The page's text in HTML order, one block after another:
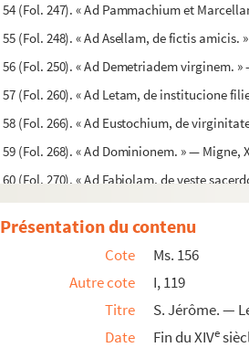
54 (Fol. 247). « Ad Pammachium et
55 (Fol. 248). « Ad Asellam, de fictis amicis.
56 (Fol. 250). « Ad Demetriadem virginem.
57 (Fol. 260). « Ad Letam, de institucione
58 (Fol. 266). « Ad Eustochium, de
59 (Fol. 268). « Ad Dominionem. » — Migne,
60 (Fol. 270). « Ad Fabiolam, de veste
61 (Fol. 279). « De hebraicis nominibus et
62 (Fol. 280). « De x nominibus Dei apud
63 (Fol. 280). « De fide nostra et dogmate
64 (Fol. 281). « De blasphemia in Spiritum
65 (Fol. 282). « Ad Marcellam, de
Présentation du contenu
Cote
Ms. 156
Autre cote
I, 119
Titre
S. Jérôme. —
Date
Fin du XIVe